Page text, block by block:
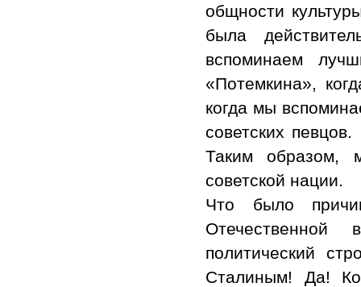
общности
была
вспоминаем
«Потемкина»,
когда мы
советских
Таким образом,
советской нации.
Что было
Отечественной
политический
Сталиным! Да!